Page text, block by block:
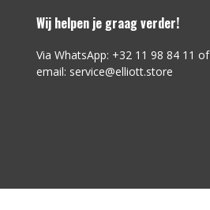
Wij helpen je graag verder!
Via WhatsApp: +32 11 98 84 11 of
email: service@elliott.store